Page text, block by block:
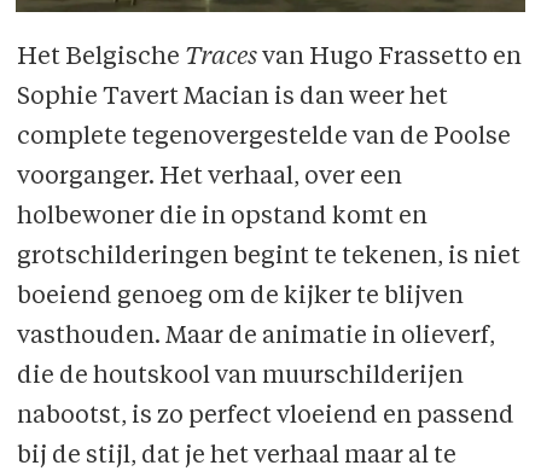
Het Belgische Traces van Hugo Frassetto en
Sophie Tavert Macian is dan weer het
complete tegenovergestelde van de Poolse
voorganger. Het verhaal, over een
holbewoner die in opstand komt en
grotschilderingen begint te tekenen, is niet
boeiend genoeg om de kijker te blijven
vasthouden. Maar de animatie in olieverf,
die de houtskool van muurschilderijen
nabootst, is zo perfect vloeiend en passend
bij de stijl, dat je het verhaal maar al te